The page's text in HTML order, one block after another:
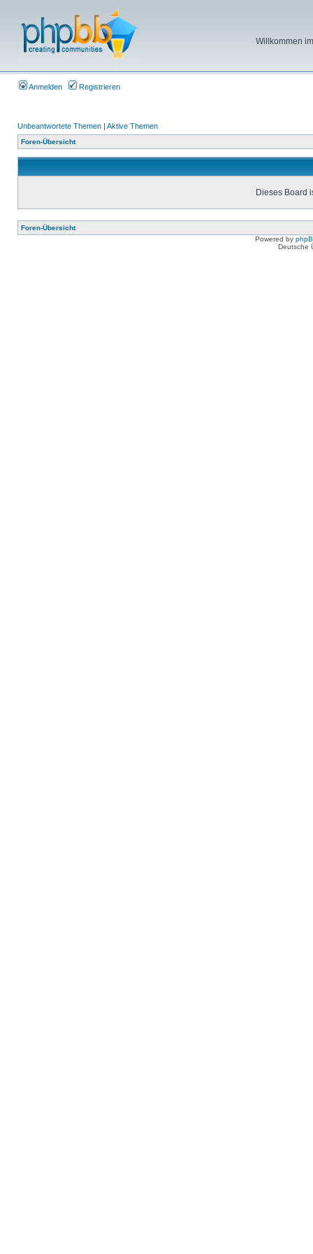
Willkommen
Anmelden Registrieren
Unbeantwortete Themen | Aktive Themen
Foren-Übersicht
Dieses Board
Foren-Übersicht
Powered by
Deutsche